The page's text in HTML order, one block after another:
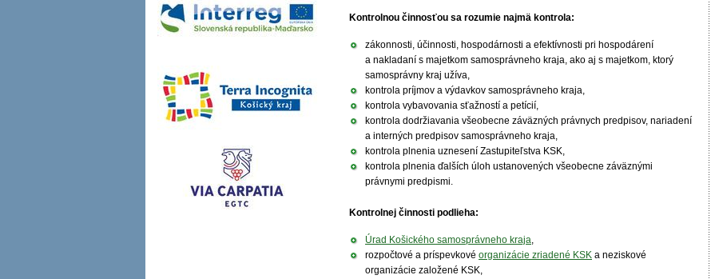
Kontrolnou činnosťou sa rozumie najmä kontrola:
zákonnosti, účinnosti, hospodárnosti a efektívnosti pri hospodárení
a nakladaní s majetkom samosprávneho kraja, ako aj s majetkom, ktorý
samosprávny kraj užíva,
kontrola príjmov a výdavkov samosprávneho kraja,
kontrola vybavovania sťažností a petícií,
kontrola dodržiavania všeobecne záväzných právnych predpisov, nariadení
a interných predpisov samosprávneho kraja,
kontrola plnenia uznesení Zastupiteľstva KSK,
kontrola plnenia ďalších úloh ustanovených všeobecne záväznými
právnymi predpismi.
Kontrolnej činnosti podlieha:
Úrad Košického samosprávneho kraja,
rozpočtové a príspevkové organizácie zriadené KSK a neziskové
organizácie založené KSK,